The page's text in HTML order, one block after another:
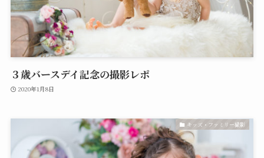
３歳バースデイ記念の撮影レポ
2020年1月8日
キッズ・ファミリー撮影